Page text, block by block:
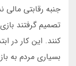
جنبه رقابتی
تصمیم گرفتند
کنند. این کار در
بسیاری مردم به